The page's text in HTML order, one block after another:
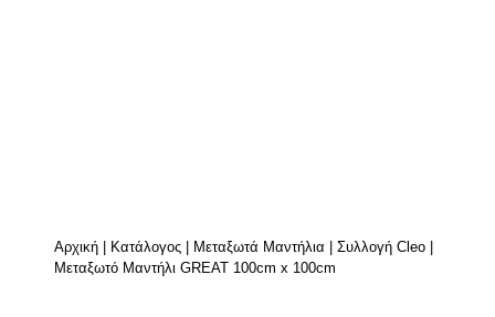
Αρχική | Κατάλογος | Μεταξωτά Μαντήλια | Συλλογή Cleo |
Μεταξωτό Μαντήλι GREAT 100cm x 100cm